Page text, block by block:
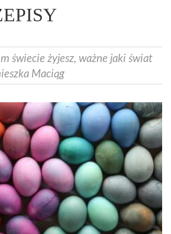
świecie żyjesz, ważne jaki świat
Maciąg